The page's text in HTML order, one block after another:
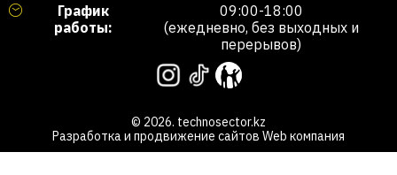
График
работы:
09:00-18:00
(ежедневно, без выходных и
перерывов)
© 2026. technosector.kz
Разработка и продвижение сайтов Web компания